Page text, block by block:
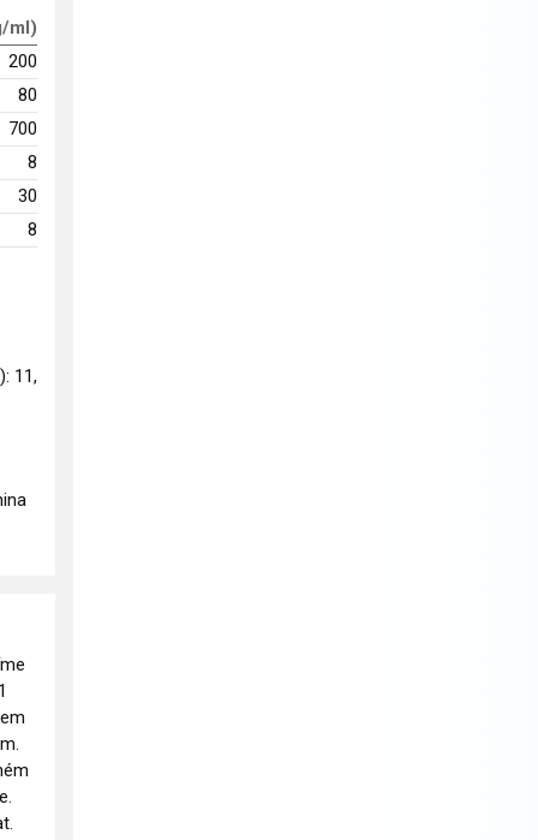
ml)
200
80
700
8
30
8
11,